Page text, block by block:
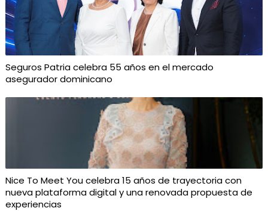
Seguros Patria celebra 55 años en el mercado
asegurador dominicano
Nice To Meet You celebra 15 años de trayectoria con
nueva plataforma digital y una renovada propuesta de
experiencias